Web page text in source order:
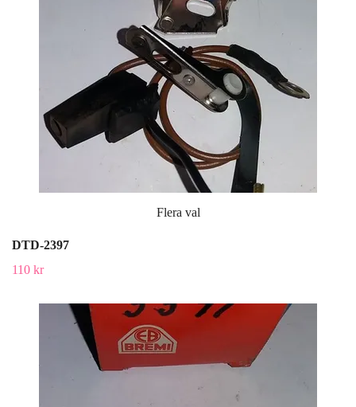
Flera val
DTD-2397
110 kr